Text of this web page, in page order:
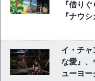
『借り
『ナウ
イ・チャ
な愛』、
ューヨ